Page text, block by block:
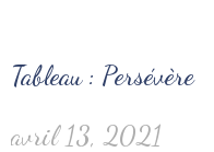
Tableau : Persévère
avril 13, 2021